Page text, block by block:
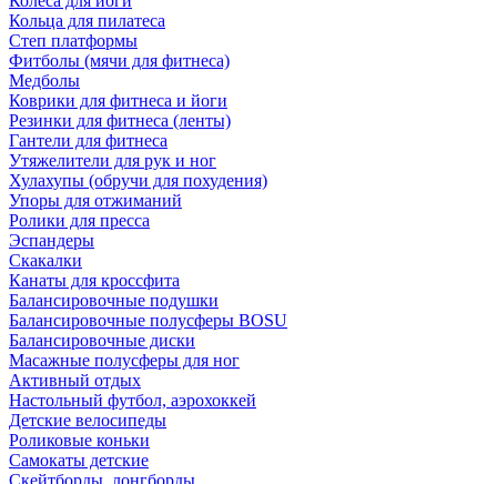
Кольца для пилатеса
Степ платформы
Фитболы (мячи для фитнеса)
Медболы
Коврики для фитнеса и йоги
Резинки для фитнеса (ленты)
Гантели для фитнеса
Утяжелители для рук и ног
Хулахупы (обручи для похудения)
Упоры для отжиманий
Ролики для пресса
Эспандеры
Скакалки
Канаты для кроссфита
Балансировочные подушки
Балансировочные полусферы BOSU
Балансировочные диски
Масажные полусферы для ног
Активный отдых
Настольный футбол, аэрохоккей
Детские велосипеды
Роликовые коньки
Самокаты детские
Скейтборды, лонгборды